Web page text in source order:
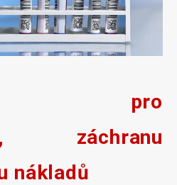
pro
záchranu
nákladů